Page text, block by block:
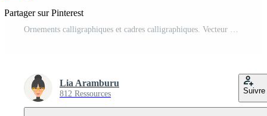
Partager sur Pinterest
Ornements calligraphiques et cadres calligraphiques. Vecteur Gratuit
Lia Aramburu
812 Ressources Suivre